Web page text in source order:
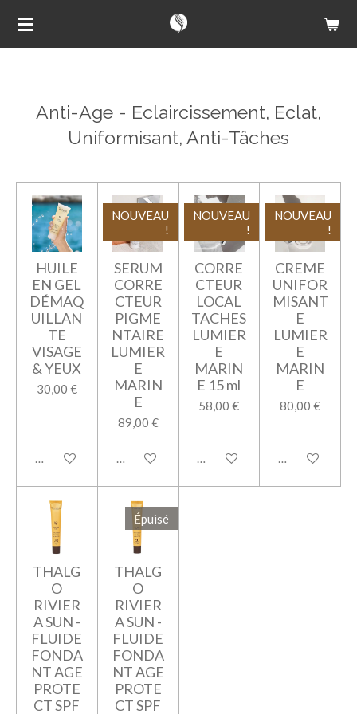
Passer
Anti-Age - Eclaircissement, Eclat,
Uniformisant, Anti-Tâches
HUILE
EN GEL
DÉMAQ
UILLAN
TE
VISAGE
& YEUX
30,00 €
Ajouter au panier
NOUVEAU
!
SERUM
CORRE
CTEUR
PIGME
NTAIRE
LUMIER
E
MARIN
E
89,00 €
Ajouter au panier
NOUVEAU
!
CORRE
CTEUR
LOCAL
TACHES
LUMIER
E
MARIN
E 15 ml
58,00 €
Ajouter au panier
NOUVEAU
!
CREME
UNIFOR
MISANT
E
LUMIER
E
MARIN
E
80,00 €
Ajouter au
THALG
O
RIVIER
A SUN -
FLUIDE
FONDA
NT AGE
PROTE
CT SPF
Épuisé
THALG
O
RIVIER
A SUN -
FLUIDE
FONDA
NT AGE
PROTE
CT SPF